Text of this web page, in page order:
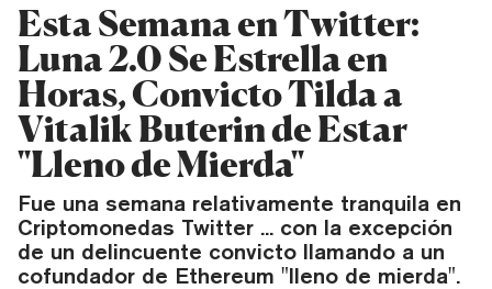
Esta Semana en Twitter:
Luna 2.0 Se Estrella en
Horas, Convicto Tilda a
Vitalik Buterin de Estar
"Lleno de Mierda"
Fue una semana relativamente tranquila en
Criptomonedas Twitter ... con la excepción
de un delincuente convicto llamando a un
cofundador de Ethereum "lleno de mierda".